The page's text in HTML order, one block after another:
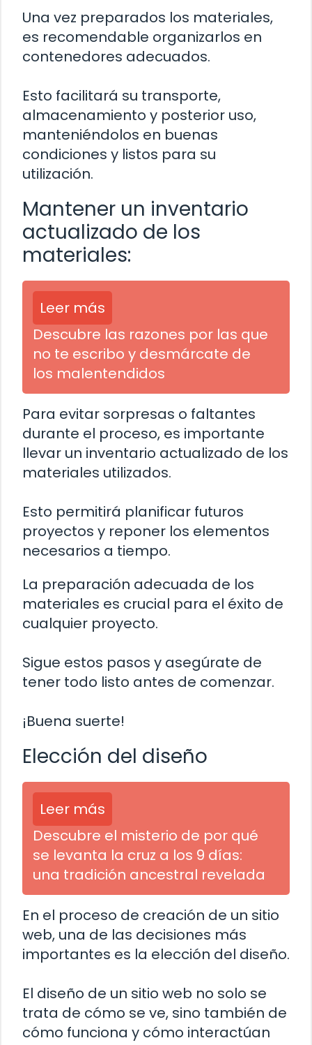
Una vez preparados los materiales,
es recomendable organizarlos en
contenedores adecuados.
Esto facilitará su transporte,
almacenamiento y posterior uso,
manteniéndolos en buenas
condiciones y listos para su
utilización.
Mantener un inventario
actualizado de los
materiales:
Leer más
Descubre las razones por las que
no te escribo y desmárcate de
los malentendidos
Para evitar sorpresas o faltantes
durante el proceso, es importante
llevar un inventario actualizado de los
materiales utilizados.
Esto permitirá planificar futuros
proyectos y reponer los elementos
necesarios a tiempo.
La preparación adecuada de los
materiales es crucial para el éxito de
cualquier proyecto.
Sigue estos pasos y asegúrate de
tener todo listo antes de comenzar.
¡Buena suerte!
Elección del diseño
Leer más
Descubre el misterio de por qué
se levanta la cruz a los 9 días:
una tradición ancestral revelada
En el proceso de creación de un sitio
web, una de las decisiones más
importantes es la elección del diseño.
El diseño de un sitio web no solo se
trata de cómo se ve, sino también de
cómo funciona y cómo interactúan